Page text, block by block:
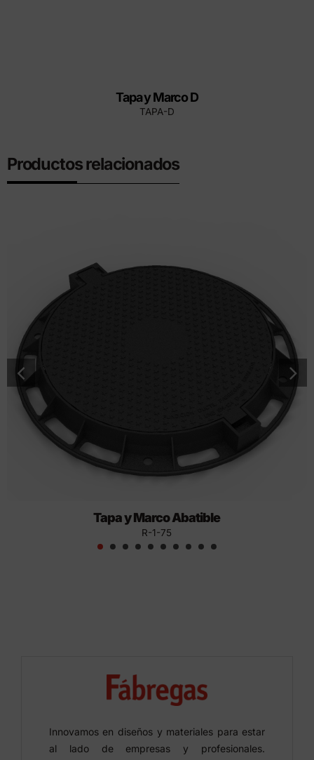
Tapa y Marco D
TAPA-D
Productos relacionados
Tapa y Marco Abatible
R-1-75
Innovamos en diseños y materiales para estar
al lado de empresas y profesionales.